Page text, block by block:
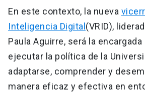
En este contexto, la nueva
Inteligencia Digital(VRID),
Paula Aguirre, será la
ejecutar la política de la
adaptarse, comprender y
manera eficaz y efectiva en